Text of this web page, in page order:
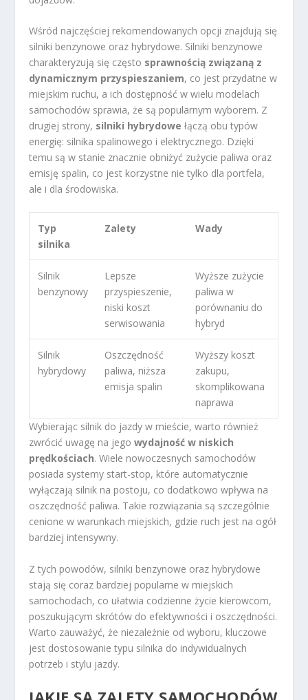
Wśród najczęściej rekomendowanych opcji znajdują się
silniki benzynowe oraz hybrydowe. Silniki benzynowe
charakteryzują się często sprawnością związaną z
dynamicznym przyspieszaniem, co jest przydatne w
miejskim ruchu, a ich dostępność w wielu modelach
samochodów sprawia, że są popularnym wyborem. Z
drugiej strony, silniki hybrydowe łączą obu typów
energię: silnika spalinowego i elektrycznego. Dzięki
temu są w stanie znacznie obniżyć zużycie paliwa oraz
emisję spalin, co jest korzystne nie tylko dla portfela,
ale i dla środowiska.
Typ
silnika
Zalety Wady
Silnik
benzynowy
Lepsze
przyspieszenie,
niski koszt
serwisowania
Wyższe zużycie
paliwa w
porównaniu do
hybryd
Silnik
hybrydowy
Oszczędność
paliwa, niższa
emisja spalin
Wyższy koszt
zakupu,
skomplikowana
naprawa
Wybierając silnik do jazdy w mieście, warto również
zwrócić uwagę na jegowydajność w niskich
prędkościach. Wiele nowoczesnych samochodów
posiada systemy start-stop, które automatycznie
wyłączają silnik na postoju, co dodatkowo wpływa na
oszczędność paliwa. Takie rozwiązania są szczególnie
cenione w warunkach miejskich, gdzie ruch jest na ogół
bardziej intensywny.
Z tych powodów, silniki benzynowe oraz hybrydowe
stają się coraz bardziej popularne w miejskich
samochodach, co ułatwia codzienne życie kierowcom,
poszukującym skrótów do efektywności i oszczędności.
Warto zauważyć, że niezależnie od wyboru, kluczowe
jest dostosowanie typu silnika do indywidualnych
potrzeb i stylu jazdy.